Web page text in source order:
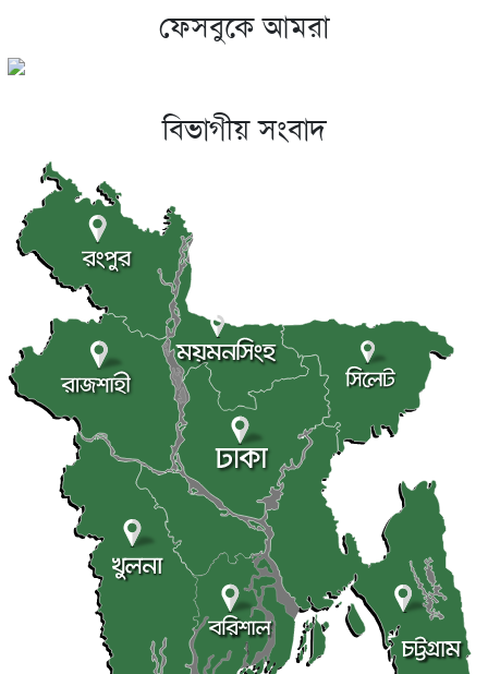
বলিউডে নারীদের অবস্থান নিয়ে মুখ খুললেন কাজল
ফেসবুকে আমরা
বিভাগীয় সংবাদ